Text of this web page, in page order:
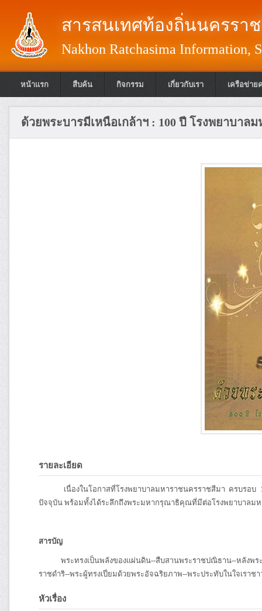
สารสนเทศท้องถิ่นนครรา
Nakhon Ratchasima Information,
หน้าแรก สืบค้น กิจกรรม เกี่ยวกับเรา เครือข่าย
ด้วยพระบารมีเหนือเกล้าฯ : 100 ปี โรงพยาบาล
รายละเอียด
เนื่องในโอกาสที่โรงพยาบาลมหาราชนครราชสีมา ครบรอบ
ปัจจุบัน พร้อมทั้งได้ระลึกถึงพระมหากรุณาธิคุณที่มีต่อโรงพยาบาลม
สารบัญ
พระทรงเป็นพลังของแผ่นดิน--สืบสานพระราชปณิธาน--หลังพร
ราชดำริ--พระผู้ทรงเปี่ยมด้วยพระอัจฉริยภาพ--พระประทับในใจเราช
หัวเรื่อง